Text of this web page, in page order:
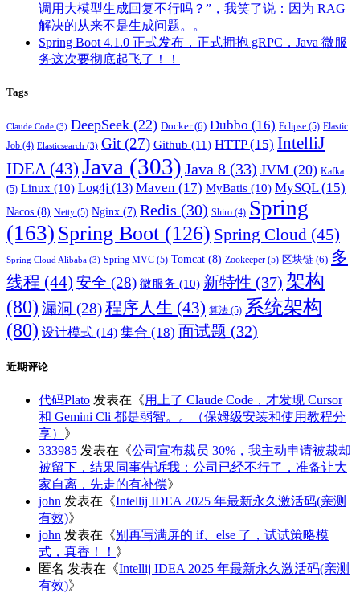
调用大模型生成回复不行吗？”，我笑了说：因为 RAG
解决的从来不是生成问题。。
Spring Boot 4.1.0 正式发布，正式拥抱 gRPC，Java 微服
务这次要彻底起飞了！！
Tags
Claude Code (3) DeepSeek (22) Docker(6) Dubbo (16) Eclipse (5) Elastic
Job (4) Elasticsearch (3) Git (27) Github (11) HTTP(15) IntelliJ
IDEA(43) Java (303) Java 8 (33) JVM (20) Kafka
(5) Linux (10) Log4j (13) Maven (17) MyBatis (10) MySQL(15)
Nacos (8) Netty (5) Nginx (7) Redis (30) Shiro (4) Spring
(163) Spring Boot (126) Spring Cloud (45)
Spring Cloud Alibaba (3) Spring MVC (5) Tomcat (8) Zookeeper (5) 区块链 (6) 多
线程 (44) 安全 (28) 微服务 (10) 新特性 (37) 架构
(80) 漏洞 (28)程序人生 (43) 算法 (5) 系统架构
(80) 设计模式 (14) 集合 (18) 面试题 (32)
近期评论
代码Plato 发表在《用上了 Claude Code，才发现 Cursor
和 Gemini Cli 都是弱智。。（保姆级安装和使用教程分
享） 》
333985 发表在《公司宣布裁员 30%，我主动申请被裁却
被留下，结果同事告诉我：公司已经不行了，准备让大
家自离，先走的有补偿》
john 发表在《Intellij IDEA 2025 年最新永久激活码(亲测
有效)》
john 发表在《别再写满屏的 if、else 了，试试策略模
式，真香！！ 》
匿名 发表在《Intellij IDEA 2025 年最新永久激活码(亲测
有效)》